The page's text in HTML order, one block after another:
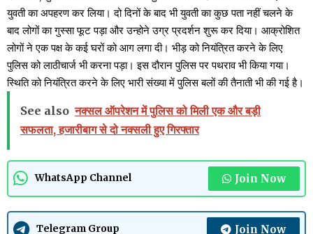
युवती का अपहरण कर लिया। दो दिनों के बाद भी युवती का कुछ पता नहीं चलने के
बाद लोगों का गुस्सा फूट पड़ा और उन्होने उग्र प्रदर्शन शुरू कर दिया। आक्रोशित
लोगों ने एक पक्ष के कई घरों को आग लगा दी। भीड़ को नियंत्रित करने के लिए
पुलिस को लाठीचार्ज भी करना पड़ा। इस दौरान पुलिस पर पथराव भी किया गया।
स्थिति को नियंत्रित करने के लिए भारी संख्या में पुलिस बलों की तैनाती भी की गई है।
See also नक्सल ऑपरेशन में पुलिस को मिली एक और बड़ी
सफलता, हजारीबाग से दो नक्सली हुए गिरफ्तार
WhatsApp Channel Join Now
Telegram Group Join Now